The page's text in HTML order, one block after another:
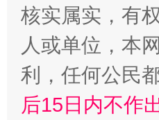
核实属实，有
人或单位，本
利，任何公民
后15日内不作